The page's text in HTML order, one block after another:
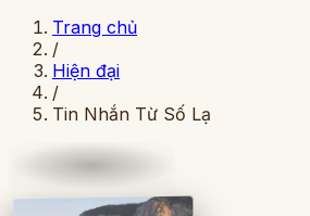
Trang chủ
/
Hiện đại
/
Tin Nhắn Từ Số Lạ